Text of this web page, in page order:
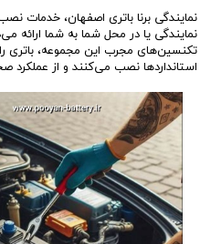
نمایندگی برنا باتری اصفهان، خدمات
نمایندگی یا در محل شما به شما ارائه
تکنسین‌های مجرب این مجموعه، باتری
استانداردها نصب می‌کنند و از